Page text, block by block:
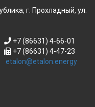
г. Прохладный, ул.
+7 (86631) 4-66-01
+7 (86631) 4-47-23
etalon@etalon.energy